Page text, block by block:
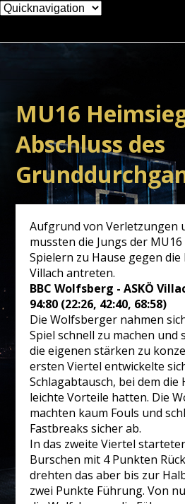
Zielseite
MU16
Abschluss des
Aufgrund von Verletzungen
mussten die Jungs der
Spielern zu Hause gegen
Villach antreten.
BBC Wolfsberg - ASKÖ
94:80 (22:26, 42:40, 68:58)
Die Wolfsberger nahmen
Spiel schnell zu machen und
die eigenen stärken zu
ersten Viertel entwickelte
Schlagabtausch, bei dem die
leichte Vorteile hatten. Die
machten kaum Fouls und
Fastbreaks sicher ab.
In das zweite Viertel
Burschen mit 4 Punkten
drehten das aber bis zur
zwei Punkte Führung. Von